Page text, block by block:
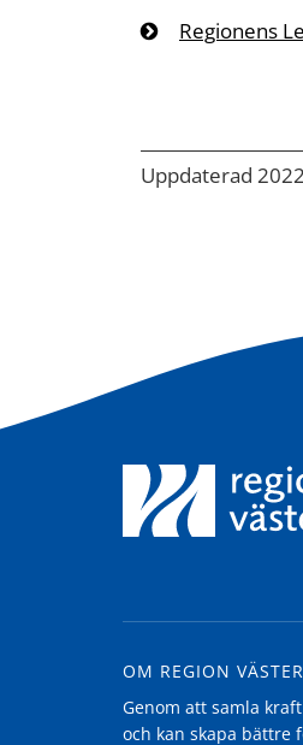
Regionens
Uppdaterad
OM REGION
Genom att samla
och kan skapa